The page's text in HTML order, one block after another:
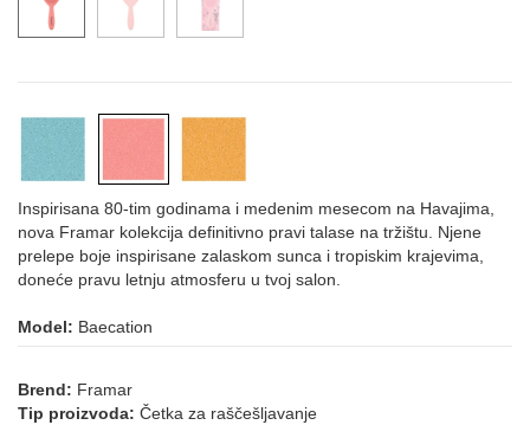
Inspirisana 80-tim godinama i medenim mesecom na Havajima,
nova Framar kolekcija definitivno pravi talase na tržištu. Njene
prelepe boje inspirisane zalaskom sunca i tropiskim krajevima,
doneće pravu letnju atmosferu u tvoj salon.
Model: Baecation
Brend: Framar
Tip proizvoda: Četka za raščešljavanje